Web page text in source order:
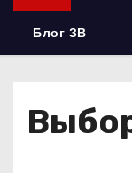
р
Блог ЗВ